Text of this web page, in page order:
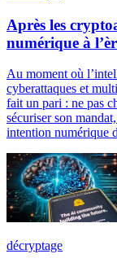
Après les
numérique à
Au moment où
cyberattaques et
fait un pari : ne pas
sécuriser son
intention numérique
décryptage